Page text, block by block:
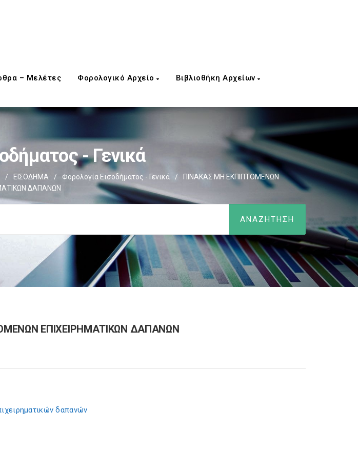
– Μελέτες Φορολογικό Αρχείο Βιβλιοθήκη Αρχείων
- Γενικά
/ ΕΙΣΟΔΗΜΑ / Φορολογία Εισοδήματος - Γενικά /
ΠΙΝΑΚΑΣ ΜΗ ΕΚΠΙΠΤΟΜΕΝΩΝ
ΔΑΠΑΝΩΝ
ΕΠΙΧΕΙΡΗΜΑΤΙΚΩΝ ΔΑΠΑΝΩΝ
δαπανών